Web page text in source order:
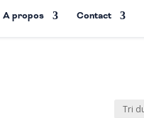
A propos Contact